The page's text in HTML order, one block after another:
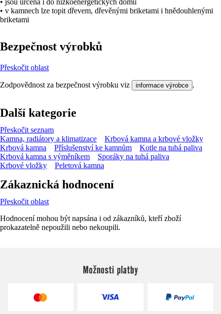
• jsou určena i do nízkoenergetických domů
• v kamnech lze topit dřevem, dřevěnými briketami i hnědouhlenými
briketami
Bezpečnost výrobků
Přeskočit oblast
Zodpovědnost za bezpečnost výrobku viz informace výrobce .
Další kategorie
Přeskočit seznam
Kamna, radiátory a klimatizace
Krbová kamna a krbové vložky
Krbová kamna
Příslušenství ke kamnům
Kotle na tuhá paliva
Krbová kamna s výměníkem
Sporáky na tuhá paliva
Krbové vložky
Peletová kamna
Zákaznická hodnocení
Přeskočit oblast
Hodnocení mohou být napsána i od zákazníků, kteří zboží
prokazatelně nepoužili nebo nekoupili.
Možnosti platby